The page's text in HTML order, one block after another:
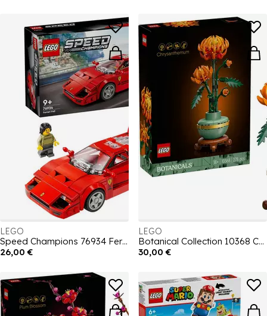
LEGO
Speed Champions 76934 Ferrari F40 Supercar
26,00 €
LEGO
Botanical Collection 10368 Chrysanthemum
30,00 €